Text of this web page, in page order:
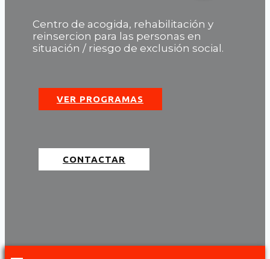
Centro de acogida, rehabilitación y
reinsercion para las personas en
situación / riesgo de exclusión social.
VER PROGRAMAS
CONTACTAR